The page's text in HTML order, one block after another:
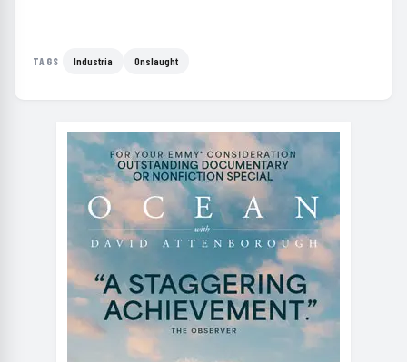
TAGS Industria Onslaught